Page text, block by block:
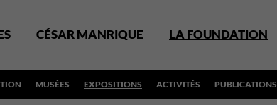
CÉSAR MANRIQUE LA FOUNDATION
MUSÉES EXPOSITIONS ACTIVITÉS PUBLICATIONS